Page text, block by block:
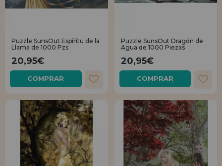
Puzzle SunsOut Espíritu de la
Llama de 1000 Pzs
20,95€
COMPRAR
Puzzle SunsOut Dragón de
Agua de 1000 Piezas
20,95€
COMPRAR